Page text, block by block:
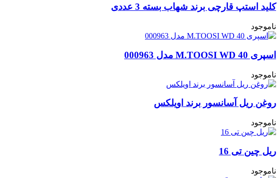
کلید استپ قارچی برند شهاب بسته 3 عددی
ناموجود
اسپری M.TOOSI WD 40 مدل 000963
ناموجود
روغن ریل آسانسور برند اویلکس
ناموجود
ریل چین تی 16
ناموجود